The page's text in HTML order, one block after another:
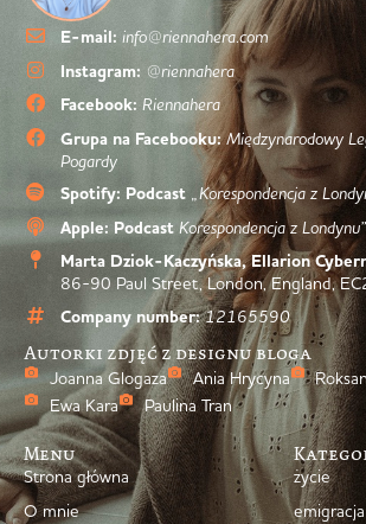
E-mail: info@riennahera.com
Instagram: @riennahera
Facebook: Riennahera
Grupa na Facebooku: Międzynarodowy
Pogardy
Spotify: Podcast „Korespondencja z
Apple: Podcast Korespondencja z Londynu”
Marta Dziok-Kaczyńska, Ellarion
86-90 Paul Street, London, England,
Company number: 12165590
Autorki zdjęć z designu bloga
Joanna Glogaza Ania Hrycyna
Ewa Kara
Paulina Tran
Menu
Strona główna
O mnie
życie
emigracja